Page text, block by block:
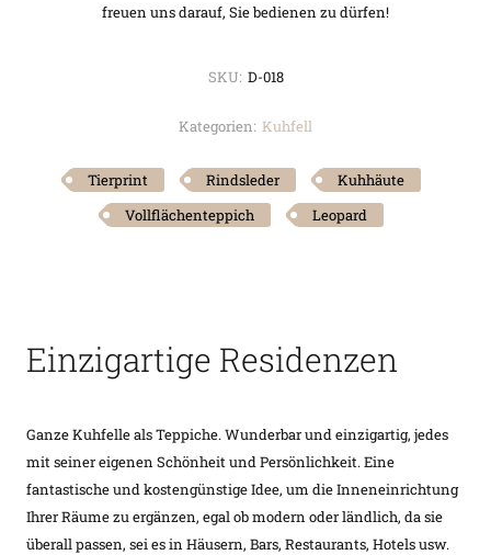
freuen uns darauf, Sie bedienen zu dürfen!
SKU: D-018
Kategorien: Kuhfell
Tierprint Rindsleder
Kuhhäute
Vollflächenteppich
Leopard
Einzigartige Residenzen
Ganze Kuhfelle als Teppiche. Wunderbar und einzigartig, jedes
mit seiner eigenen Schönheit und Persönlichkeit. Eine
fantastische und kostengünstige Idee, um die Inneneinrichtung
Ihrer Räume zu ergänzen, egal ob modern oder ländlich, da sie
überall passen, sei es in Häusern, Bars, Restaurants, Hotels usw.